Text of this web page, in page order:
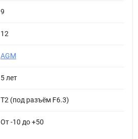
9
12
AGM
5 лет
Т2 (под разъём F6.3)
От -10 до +50